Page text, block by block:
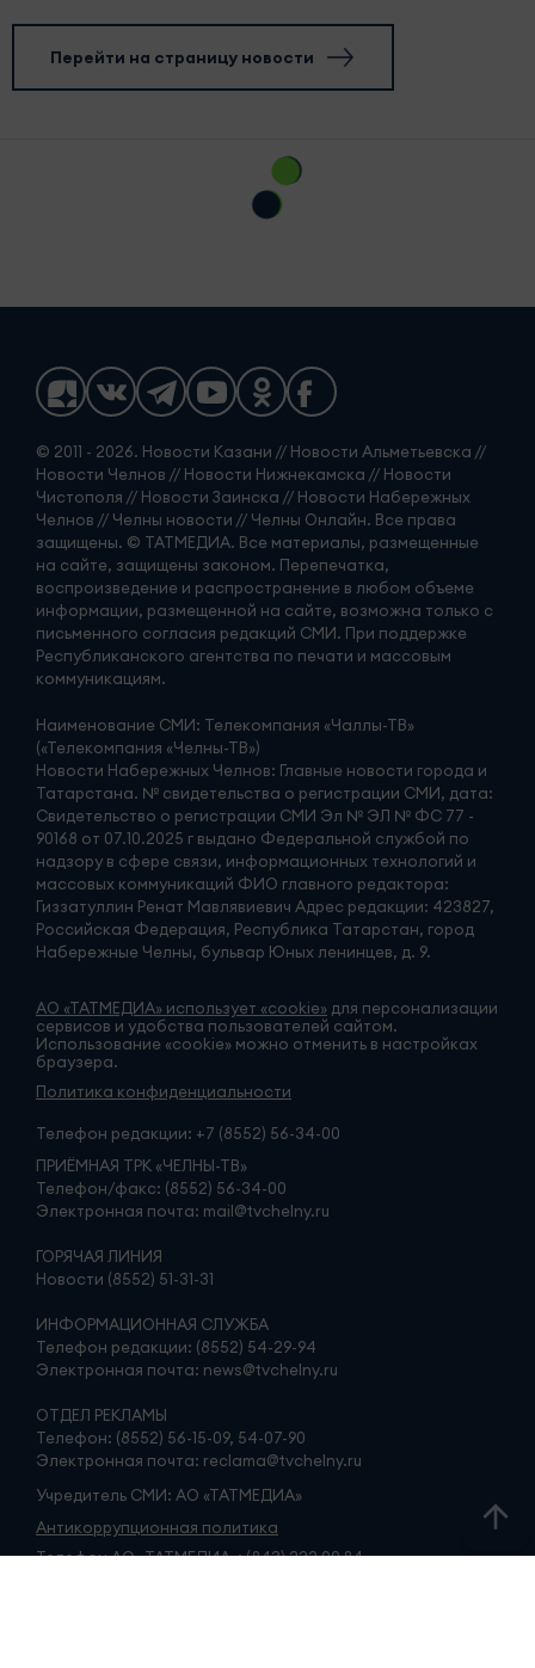
Перейти на страницу новости
© 2011 - 2026. Новости Казани // Новости Альметьевска //
Новости Челнов // Новости Нижнекамска // Новости
Чистополя // Новости Заинска // Новости Набережных
Челнов // Челны новости // Челны Онлайн. Все права
защищены. © ТАТМЕДИА. Все материалы, размещенные
на сайте, защищены законом. Перепечатка,
воспроизведение и распространение в любом объеме
информации, размещенной на сайте, возможна только с
письменного согласия редакций СМИ. При поддержке
Республиканского агентства по печати и массовым
коммуникациям.
Наименование СМИ: Телекомпания «Чаллы-ТВ»
(«Телекомпания «Челны-ТВ»)
Новости Набережных Челнов: Главные новости города и
Татарстана. № свидетельства о регистрации СМИ, дата:
Свидетельство о регистрации СМИ Эл № ЭЛ № ФС 77 -
90168 от 07.10.2025 г выдано Федеральной службой по
надзору в сфере связи, информационных технологий и
массовых коммуникаций ФИО главного редактора:
Гиззатуллин Ренат Мавлявиевич Адрес редакции: 423827,
Российская Федерация, Республика Татарстан, город
Набережные Челны, бульвар Юных ленинцев, д. 9.
АО «ТАТМЕДИА» использует «cookie» для персонализации
сервисов и удобства пользователей сайтом.
Использование «cookie» можно отменить в настройках
браузера.
Политика конфиденциальности
Телефон редакции: +7 (8552) 56-34-00
ПРИЁМНАЯ ТРК «ЧЕЛНЫ-ТВ»
Телефон/факс: (8552) 56-34-00
Электронная почта: mail@tvchelny.ru
ГОРЯЧАЯ ЛИНИЯ
Новости (8552) 51-31-31
ИНФОРМАЦИОННАЯ СЛУЖБА
Телефон редакции: (8552) 54-29-94
Электронная почта: news@tvchelny.ru
ОТДЕЛ РЕКЛАМЫ
Телефон: (8552) 56-15-09, 54-07-90
Электронная почта: reclama@tvchelny.ru
Учредитель СМИ: АО «ТАТМЕДИА»
Антикоррупционная политика
Телефон АО «ТАТМЕДИА»: (843) 222 09 84